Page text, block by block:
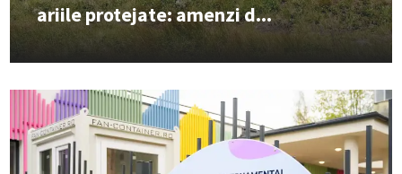
ariile protejate: amenzi d...